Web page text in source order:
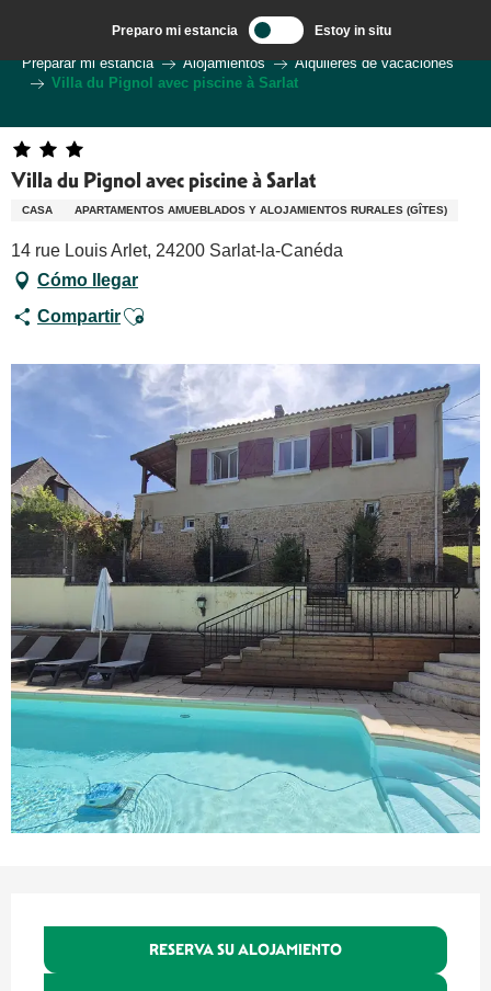
contenu
principal
Preparo mi estancia Estoy in situ
Bienvenido a Sarlat en el corazón de la región de Dordoña.
Preparar mi estancia
Alojamientos
Alquileres de vacaciones
Villa du Pignol avec piscine à Sarlat
Villa du Pignol avec piscine à Sarlat
CASA APARTAMENTOS AMUEBLADOS Y ALOJAMIENTOS RURALES (GÎTES)
14 rue Louis Arlet, 24200 Sarlat-la-Canéda
Cómo llegar
CompartirAjouter aux favoris
RESERVA SU ALOJAMIENTO